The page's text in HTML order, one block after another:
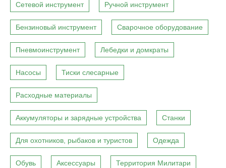
Сетевой инструмент Ручной инструмент
Бензиновый инструмент Сварочное оборудование
Пневмоинструмент Лебедки и домкраты
Насосы Тиски слесарные
Расходные материалы
Аккумуляторы и зарядные устройства Станки
Для охотников, рыбаков и туристов Одежда
Обувь Аксессуары Территория Милитари